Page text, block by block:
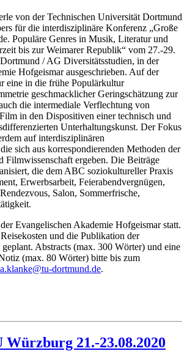
von der Technischen Universität Dortmund
für die interdisziplinäre Konferenz „Große
Populäre Genres in Musik, Literatur und
bis zur Weimarer Republik“ vom 27.-29.
/ AG Diversitätsstudien, in der
Hofgeismar ausgeschrieben. Auf der
eine in die frühe Populärkultur
geschmacklicher Geringschätzung zur
die intermediale Verflechtung von
in den Dispositiven einer technisch und
Unterhaltungskunst. Der Fokus
auf interdisziplinären
sich aus korrespondierenden Methoden der
Filmwissenschaft ergeben. Die Beiträge
die dem ABC soziokultureller Praxis
Erwerbsarbeit, Feierabendvergnügen,
Salon, Sommerfrische,
Evangelischen Akademie Hofgeismar statt.
und die Publikation der
Abstracts (max. 300 Wörter) und eine
(max. 80 Wörter) bitte bis zum
ed.dn
umtro
d-ut@
eknal
.
Würzburg 21.-23.08.2020